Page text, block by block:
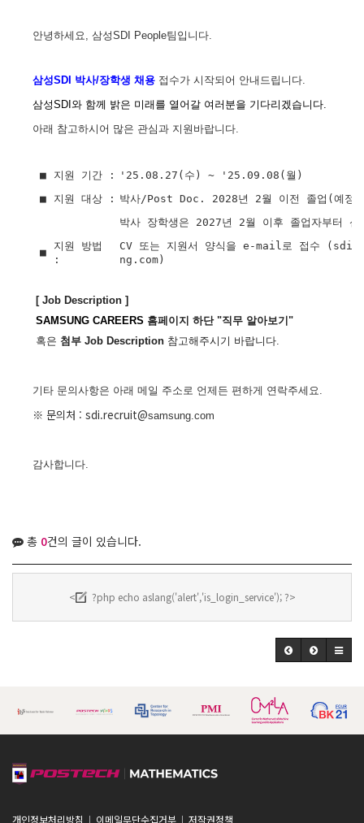
안녕하세요, 삼성SDI People팀입니다.
삼성SDI 박사/장학생 채용 접수가 시작되어 안내드립니다.
삼성SDI와 함께 밝은 미래를 열어갈 여러분을 기다리겠습니다.
아래 참고하시어 많은 관심과 지원바랍니다.
■ 지원 기간 :
'25.08.27(수) ~ '25.09.08(월)
■
지원 대상 : 박사/Post Doc. 2028년 2월 이전 졸업(예정)
박사 장학생은 2027년 2월 이후 졸업자부터 신
■
지원 방법
:
CV 또는 지원서 양식을 e-mail로 접수
ng.com)
[ Job Description ]
SAMSUNG CAREERS 홈페이지 하단 "직무 알아보기"
혹은 첨부 Job Description 참고해주시기 바랍니다.
기타 문의사항은 아래 메일 주소로 언제든 편하게 연락주세요.
※ 문의처 : sdi.recruit@samsung.com
감사합니다.
총 0건의 글이 있습니다.
< ?php echo aslang('alert','is_login_service'); ?>
개인정보처리방침 이메일무단수집거부 저작권정책